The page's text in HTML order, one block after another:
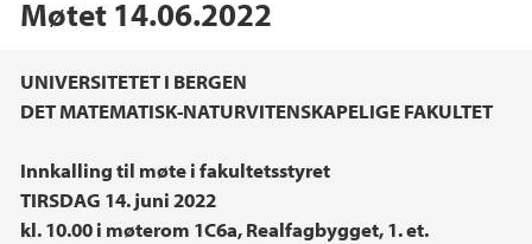
Møtet 14.06.2022
Hovedinnhold
UNIVERSITETET I BERGEN
DET MATEMATISK-NATURVITENSKAPELIGE FAKULTET
Innkalling til møte i fakultetsstyret
TIRSDAG 14. juni 2022
kl. 10.00 i møterom 1C6a, Realfagbygget, 1. et.